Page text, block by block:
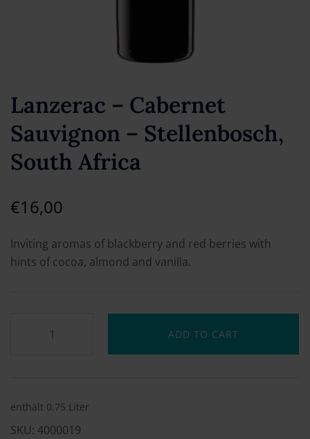
Lanzerac – Cabernet
Sauvignon – Stellenbosch,
South Africa
€16,00
Inviting aromas of blackberry and red berries with
hints of cocoa, almond and vanilla.
ADD TO CART
enthält 0,75 Liter
SKU: 4000019